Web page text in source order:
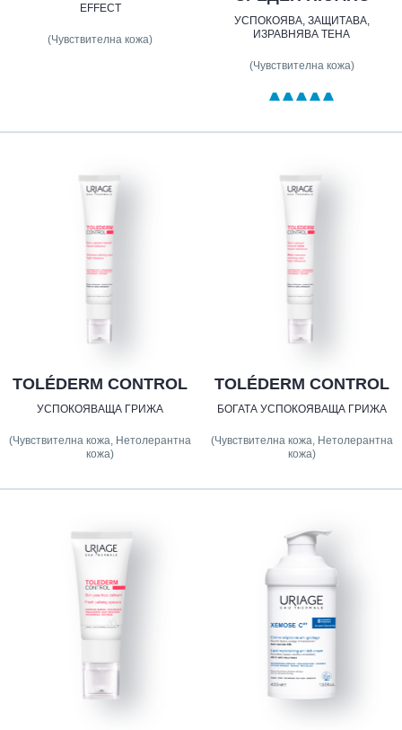
EFFECT
(Чувствителна кожа)
УСПОКОЯВА, ЗАЩИТАВА,
ИЗРАВНЯВА ТЕНА
(Чувствителна кожа)
TOLÉDERM CONTROL
УСПОКОЯВАЩА ГРИЖА
(Чувствителна кожа, Нетолерантна
кожа)
TOLÉDERM CONTROL
БОГАТА УСПОКОЯВАЩА ГРИЖА
(Чувствителна кожа, Нетолерантна
кожа)